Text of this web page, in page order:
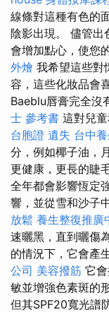
線條對這種有色的
陰影出現。 儘管出
會增加點心，使您
外燴 我希望這些對
容，這些化妝品會
Baeblu唇膏完全沒
士 參考書 這對兒
台胞證 遺失 台中
分，例如椰子油，
更健康，更長的睫
全年都會影響恆定
響，並從雪和沙子
放鬆 養生整復推廣
速曬黑，直到曬傷
的情況下，它會產
公司 美容撥筋 它
敏並增強色素斑的
但其SPF20寬光譜